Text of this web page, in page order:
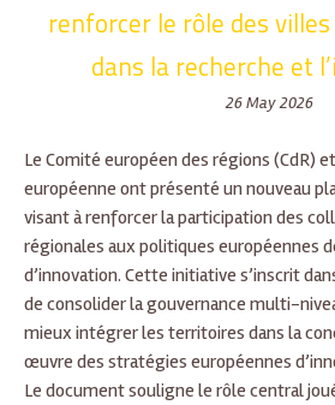
renforcer le rôle des
dans la recherche et
26 May 2026
Le Comité européen des régions (CdR)
européenne ont présenté un nouveau
visant à renforcer la participation des
régionales aux politiques européennes
d’innovation. Cette initiative s’inscrit
de consolider la gouvernance multi-
mieux intégrer les territoires dans la
œuvre des stratégies européennes
Le document souligne le rôle central